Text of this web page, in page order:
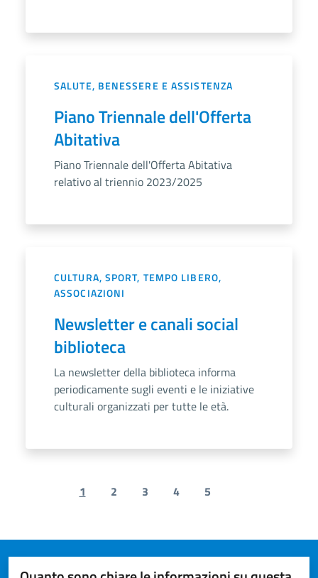
SALUTE, BENESSERE E ASSISTENZA
Piano Triennale dell'Offerta
Abitativa
Piano Triennale dell'Offerta Abitativa
relativo al triennio 2023/2025
CULTURA, SPORT, TEMPO LIBERO,
ASSOCIAZIONI
Newsletter e canali social
biblioteca
La newsletter della biblioteca informa
periodicamente sugli eventi e le iniziative
culturali organizzati per tutte le età.
Previous page
1 2 3 4 5